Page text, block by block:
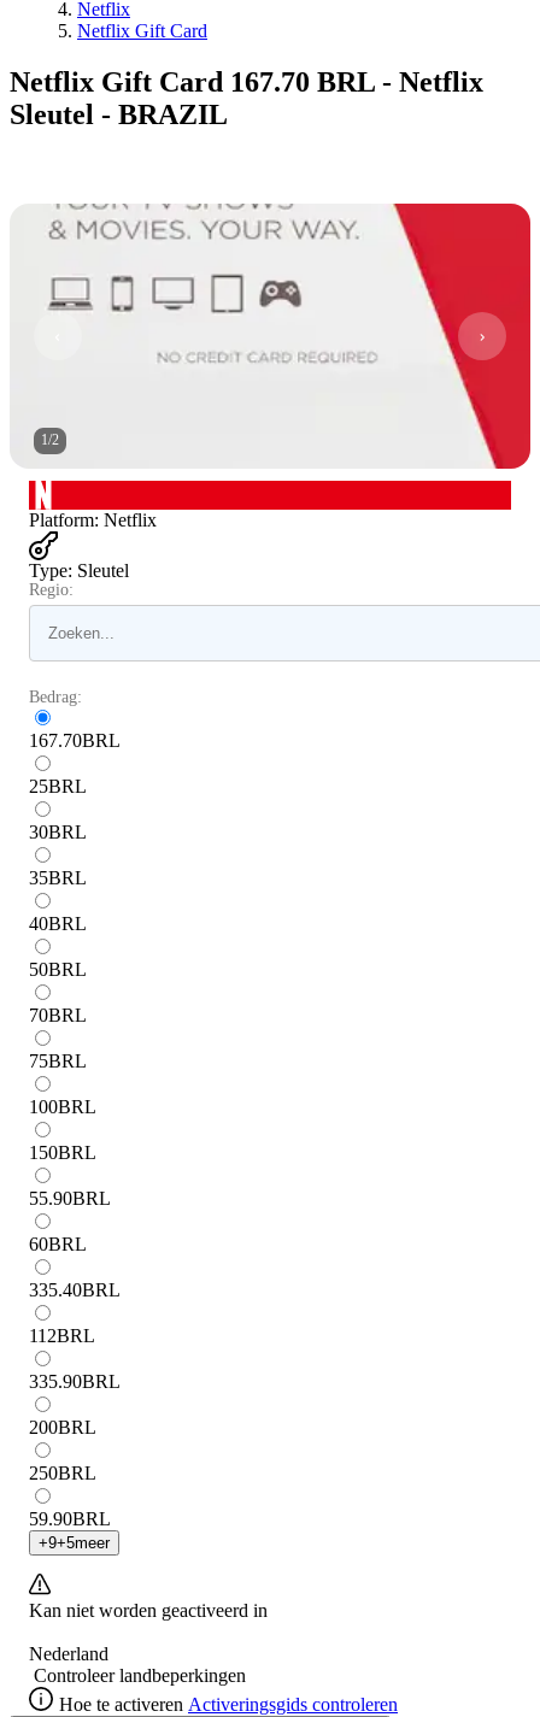
Netflix
Netflix Gift Card
Netflix Gift Card 167.70 BRL - Netflix
Sleutel - BRAZIL
1/2
Platform: Netflix
Type: Sleutel
Regio:
Bedrag:
167.70BRL
25BRL
30BRL
35BRL
40BRL
50BRL
70BRL
75BRL
100BRL
150BRL
55.90BRL
60BRL
335.40BRL
112BRL
335.90BRL
200BRL
250BRL
59.90BRL
+9+5meer
Kan niet worden geactiveerd in
Nederland
Controleer landbeperkingen
Hoe te activeren Activeringsgids controleren